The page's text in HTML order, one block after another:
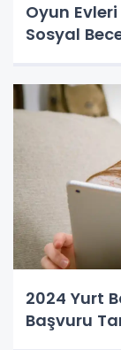
Oyun
Sosyal
2024 Yurt
Başvuru